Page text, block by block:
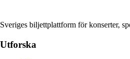
Sveriges biljettplattform för konserter,
Utforska